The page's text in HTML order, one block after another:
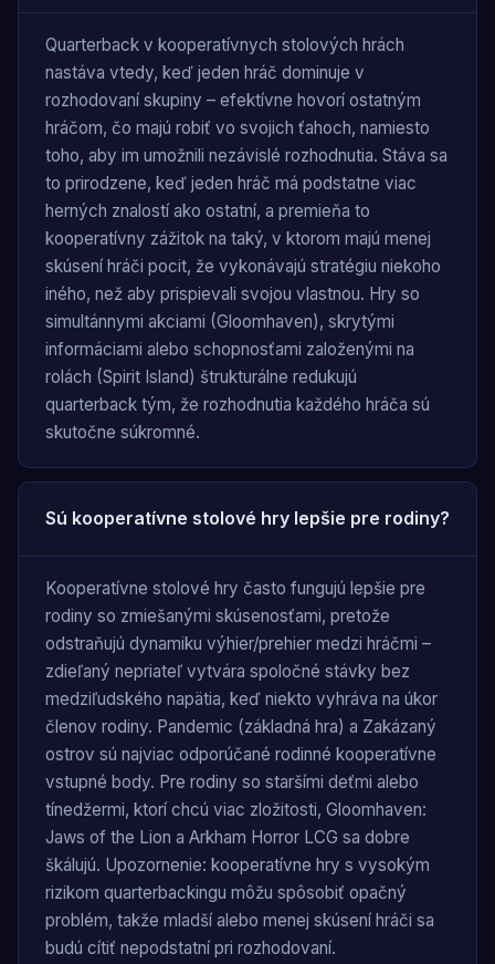
Quarterback v kooperatívnych stolových hrách
nastáva vtedy, keď jeden hráč dominuje v
rozhodovaní skupiny – efektívne hovorí ostatným
hráčom, čo majú robiť vo svojich ťahoch, namiesto
toho, aby im umožnili nezávislé rozhodnutia. Stáva sa
to prirodzene, keď jeden hráč má podstatne viac
herných znalostí ako ostatní, a premieňa to
kooperatívny zážitok na taký, v ktorom majú menej
skúsení hráči pocit, že vykonávajú stratégiu niekoho
iného, ​​než aby prispievali svojou vlastnou. Hry so
simultánnymi akciami (Gloomhaven), skrytými
informáciami alebo schopnosťami založenými na
rolách (Spirit Island) štrukturálne redukujú
quarterback tým, že rozhodnutia každého hráča sú
skutočne súkromné.
Sú kooperatívne stolové hry lepšie pre rodiny?
Kooperatívne stolové hry často fungujú lepšie pre
rodiny so zmiešanými skúsenosťami, pretože
odstraňujú dynamiku výhier/prehier medzi hráčmi –
zdieľaný nepriateľ vytvára spoločné stávky bez
medziľudského napätia, keď niekto vyhráva na úkor
členov rodiny. Pandemic (základná hra) a Zakázaný
ostrov sú najviac odporúčané rodinné kooperatívne
vstupné body. Pre rodiny so staršími deťmi alebo
tínedžermi, ktorí chcú viac zložitosti, Gloomhaven:
Jaws of the Lion a Arkham Horror LCG sa dobre
škálujú. Upozornenie: kooperatívne hry s vysokým
rizikom quarterbackingu môžu spôsobiť opačný
problém, takže mladší alebo menej skúsení hráči sa
budú cítiť nepodstatní pri rozhodovaní.